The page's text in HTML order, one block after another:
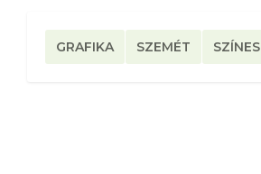
GRAFIKA SZEMÉT SZÍNES